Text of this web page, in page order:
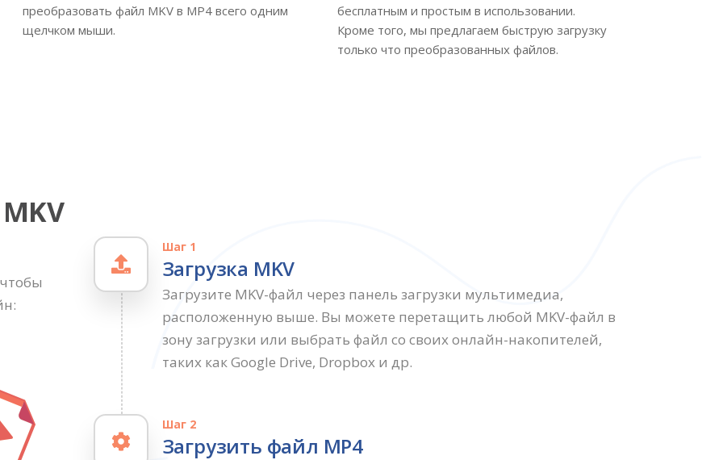
преобразовать файл MKV в MP4 всего одним
щелчком мыши.
бесплатным и простым в использовании.
Кроме того, мы предлагаем быструю загрузку
только что преобразованных файлов.
Шаг 1
Загрузка MKV
Загрузите MKV-файл через панель загрузки мультимедиа,
расположенную выше. Вы можете перетащить любой MKV-файл в
зону загрузки или выбрать файл со своих онлайн-накопителей,
таких как Google Drive, Dropbox и др.
Шаг 2
Загрузить файл MP4